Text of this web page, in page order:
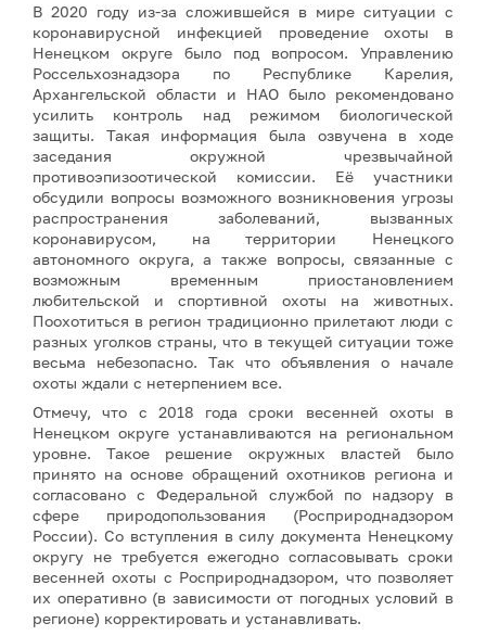
В 2020 году из-за сложившейся в мире ситуации с
коронавирусной инфекцией проведение охоты в
Ненецком округе было под вопросом. Управлению
Россельхознадзора по Республике Карелия,
Архангельской области и НАО было рекомендовано
усилить контроль над режимом биологической
защиты. Такая информация была озвучена в ходе
заседания окружной чрезвычайной
противоэпизоотической комиссии. Её участники
обсудили вопросы возможного возникновения угрозы
распространения заболеваний, вызванных
коронавирусом, на территории Ненецкого
автономного округа, а также вопросы, связанные с
возможным временным приостановлением
любительской и спортивной охоты на животных.
Поохотиться в регион традиционно прилетают люди с
разных уголков страны, что в текущей ситуации тоже
весьма небезопасно. Так что объявления о начале
охоты ждали с нетерпением все.
Отмечу, что с 2018 года сроки весенней охоты в
Ненецком округе устанавливаются на региональном
уровне. Такое решение окружных властей было
принято на основе обращений охотников региона и
согласовано с Федеральной службой по надзору в
сфере природопользования (Росприроднадзором
России). Со вступления в силу документа Ненецкому
округу не требуется ежегодно согласовывать сроки
весенней охоты с Росприроднадзором, что позволяет
их оперативно (в зависимости от погодных условий в
регионе) корректировать и устанавливать.